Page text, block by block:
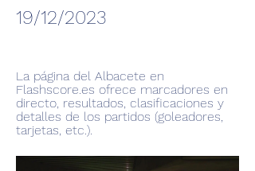
19/12/2023
La página del Albacete en
Flashscore.es ofrece marcadores en
directo, resultados, clasificaciones y
detalles de los partidos (goleadores,
tarjetas, etc.).